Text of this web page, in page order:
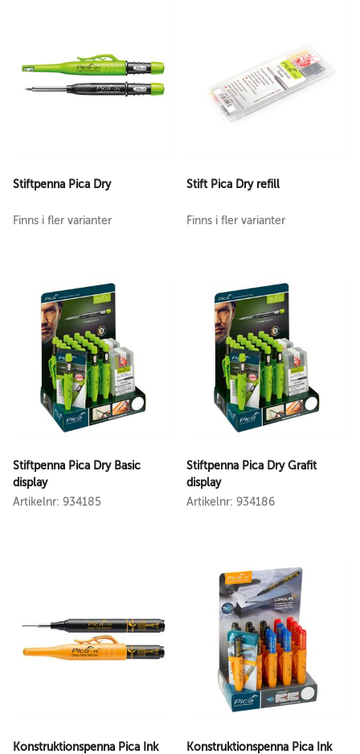
Stiftpenna Pica Dry
Finns i fler varianter
Stift Pica Dry refill
Finns i fler varianter
Stiftpenna Pica Dry Basic
display
Artikelnr: 934185
Stiftpenna Pica Dry Grafit
display
Artikelnr: 934186
Konstruktionspenna Pica Ink
Konstruktionspenna Pica Ink